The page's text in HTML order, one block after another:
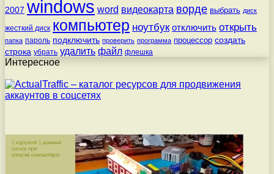
2007 windows word видеокарта ворде выбрать диск
жесткий диск компьютер ноутбук отключить открыть
папка пароль подключить проверить программа процессор создать
строка убрать удалить файл флешка
Интересное